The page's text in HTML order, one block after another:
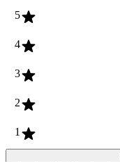
5
4
3
2
1